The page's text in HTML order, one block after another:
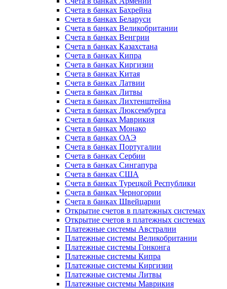
Счета в банках Бахрейна
Счета в банках Беларуси
Счета в банках Великобритании
Счета в банках Венгрии
Счета в банках Казахстана
Счета в банках Кипра
Счета в банках Киргизии
Счета в банках Китая
Счета в банках Латвии
Счета в банках Литвы
Счета в банках Лихтенштейна
Счета в банках Люксембурга
Счета в банках Маврикия
Счета в банках Монако
Счета в банках ОАЭ
Счета в банках Португалии
Счета в банках Сербии
Счета в банках Сингапура
Счета в банках США
Счета в банках Турецкой Республики
Счета в банках Черногории
Счета в банках Швейцарии
Открытие счетов в платежных системах
Открытие счетов в платежных системах
Платежные системы Австралии
Платежные системы Великобритании
Платежные системы Гонконга
Платежные системы Кипра
Платежные системы Киргизии
Платежные системы Литвы
Платежные системы Маврикия